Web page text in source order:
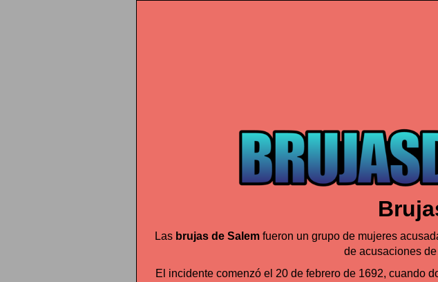
Las brujas de Salem fueron un grupo de mujeres
de acusaciones
El incidente comenzó el 20 de febrero de 1692, cuando